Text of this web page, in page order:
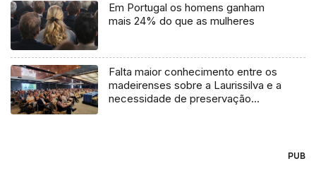
Em Portugal os homens ganham
mais 24% do que as mulheres
Falta maior conhecimento entre os
madeirenses sobre a Laurissilva e a
necessidade de preservação
PUB